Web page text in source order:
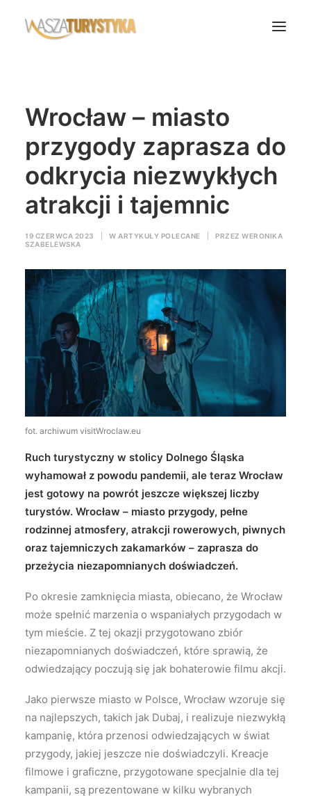
Biura podróży
Noclegi
Polska
Świat
Rok Kobiet
Wasze Podróże
Wyszukiwanie
Wrocław – miasto
przygody zaprasza do
odkrycia niezwykłych
atrakcji i tajemnic
19 CZERWCA 2023 W ARTYKUŁY POLECANE PRZEZ WERONIKA
SZABELEWSKA
fot. archiwum visitWroclaw.eu
Ruch turystyczny w stolicy Dolnego Śląska
wyhamował z powodu pandemii, ale teraz Wrocław
jest gotowy na powrót jeszcze większej liczby
turystów. Wrocław – miasto przygody, pełne
rodzinnej atmosfery, atrakcji rowerowych, piwnych
oraz tajemniczych zakamarków – zaprasza do
przeżycia niezapomnianych doświadczeń.
Po okresie zamknięcia miasta, obiecano, że Wrocław
może spełnić marzenia o wspaniałych przygodach w
tym mieście. Z tej okazji przygotowano zbiór
niezapomnianych doświadczeń, które sprawią, że
odwiedzający poczują się jak bohaterowie filmu akcji.
Jako pierwsze miasto w Polsce, Wrocław wzoruje się
na najlepszych, takich jak Dubaj, i realizuje niezwykłą
kampanię, która przenosi odwiedzających w świat
przygody, jakiej jeszcze nie doświadczyli. Kreacje
filmowe i graficzne, przygotowane specjalnie dla tej
kampanii, są prezentowane w kilku wybranych